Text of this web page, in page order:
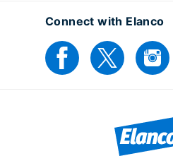
Connect with Elanco